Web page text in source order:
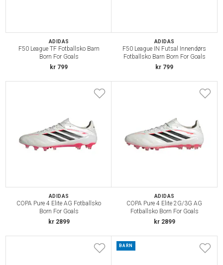
ADIDAS
F50 League TF Fotballsko Barn
Born For Goals
kr 799
ADIDAS
F50 League IN Futsal Innendørs
Fotballsko Barn Born For Goals
kr 799
ADIDAS
COPA Pure 4 Elite AG Fotballsko
Born For Goals
kr 2899
ADIDAS
COPA Pure 4 Elite 2G/3G AG
Fotballsko Born For Goals
kr 2899
BARN